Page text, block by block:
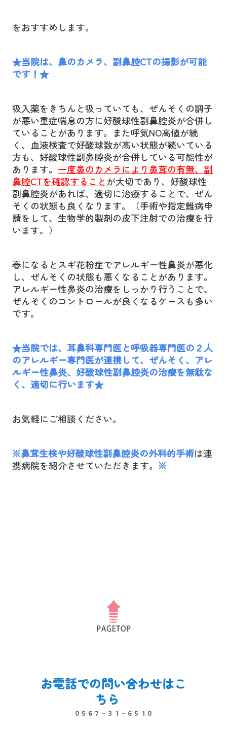
をおすすめします。
★当院は、鼻のカメラ、副鼻腔CTの撮影が可能
です！★
吸入薬をきちんと吸っていても、ぜんそくの調子
が悪い重症喘息の方に好酸球性副鼻腔炎が合併し
ていることがあります。
また呼気NO高値が続
く、血液検査で好酸球数が高い状態が続いている
方も、好酸球性副鼻腔炎が合併している可能性が
あります。 一度鼻のカメラにより鼻茸の有無、副
鼻腔CTを確認すること が大切であり、好酸球性
副鼻腔炎があれば、適切に治療することで、 ぜん
そくの状態も良くなります。（手術や指定難病申
請をして、 生物学的製剤の皮下注射での治療を行
います。）
春になるとスギ花粉症でアレルギー性鼻炎が悪化
し、ぜんそくの状態も悪くなることがあります。
アレルギー性鼻炎の治療をしっかり行うことで、
ぜんそくのコントロールが良くなるケースも多い
です。
★当院では、耳鼻科専門医と呼吸器専門医の２人
のアレルギー専門医が連携して、ぜんそく、アレ
ルギー性鼻炎、好酸球性副鼻腔炎の治療を無駄な
く、適切に行います★
お気軽にご相談ください。
※鼻茸生検や好酸球性副鼻腔炎の外科的手術は連
携病院を紹介させていただきます。 ※
お電話での問い合わせはこ
ちら
０５６７－３１－６５１０